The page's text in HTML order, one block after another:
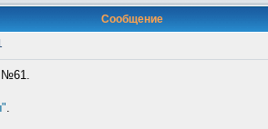
Сообщение
№61.
.